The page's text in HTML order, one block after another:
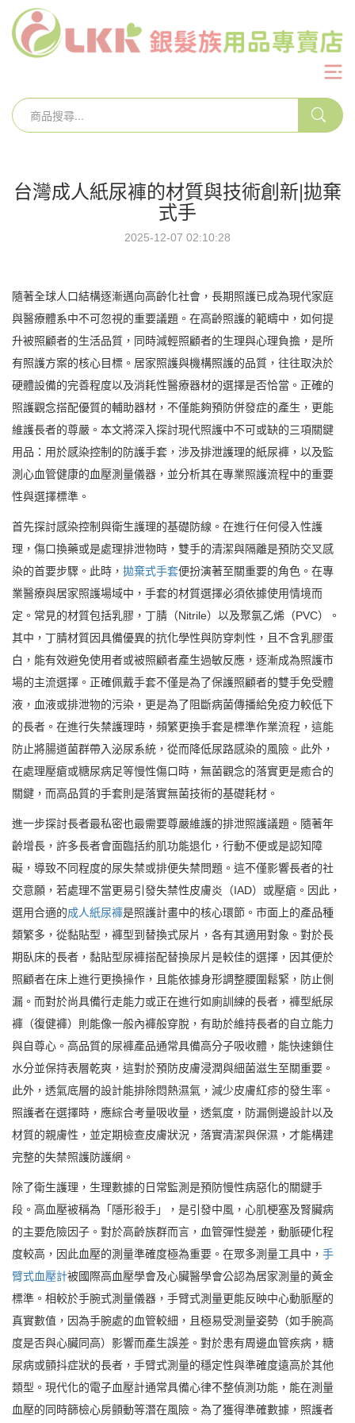
台灣成人紙尿褲的材質與技術創新|拋棄
式手
2025-12-07 02:10:28
隨著全球人口結構逐漸邁向高齡化社會，長期照護已成為現代家庭
與醫療體系中不可忽視的重要議題。在高齡照護的範疇中，如何提
升被照顧者的生活品質，同時減輕照顧者的生理與心理負擔，是所
有照護方案的核心目標。居家照護與機構照護的品質，往往取決於
硬體設備的完善程度以及消耗性醫療器材的選擇是否恰當。正確的
照護觀念搭配優質的輔助器材，不僅能夠預防併發症的產生，更能
維護長者的尊嚴。本文將深入探討現代照護中不可或缺的三項關鍵
用品：用於感染控制的防護手套，涉及排泄護理的紙尿褲，以及監
測心血管健康的血壓測量儀器，並分析其在專業照護流程中的重要
性與選擇標準。
首先探討感染控制與衛生護理的基礎防線。在進行任何侵入性護
理，傷口換藥或是處理排泄物時，雙手的清潔與隔離是預防交叉感
染的首要步驟。此時， 拋棄式手套便扮演著至關重要的角色。在專
業醫療與居家照護場域中，手套的材質選擇必須依據使用情境而
定。常見的材質包括乳膠，丁腈（Nitrile）以及聚氯乙烯（PVC）。
其中，丁腈材質因具備優異的抗化學性與防穿刺性，且不含乳膠蛋
白，能有效避免使用者或被照顧者產生過敏反應，逐漸成為照護市
場的主流選擇。正確佩戴手套不僅是為了保護照顧者的雙手免受體
液，血液或排泄物的污染，更是為了阻斷病菌傳播給免疫力較低下
的長者。在進行失禁護理時，頻繁更換手套是標準作業流程，這能
防止將腸道菌群帶入泌尿系統，從而降低尿路感染的風險。此外，
在處理壓瘡或糖尿病足等慢性傷口時，無菌觀念的落實更是癒合的
關鍵，而高品質的手套則是落實無菌技術的基礎耗材。
進一步探討長者最私密也最需要尊嚴維護的排泄照護議題。隨著年
齡增長，許多長者會面臨括約肌功能退化，行動不便或是認知障
礙，導致不同程度的尿失禁或排便失禁問題。這不僅影響長者的社
交意願，若處理不當更易引發失禁性皮膚炎（IAD）或壓瘡。因此，
選用合適的成人紙尿褲是照護計畫中的核心環節。市面上的產品種
類繁多，從黏貼型，褲型到替換式尿片，各有其適用對象。對於長
期臥床的長者，黏貼型尿褲搭配替換尿片是較佳的選擇，因其便於
照顧者在床上進行更換操作，且能依據身形調整腰圍鬆緊，防止側
漏。而對於尚具備行走能力或正在進行如廁訓練的長者，褲型紙尿
褲（復健褲）則能像一般內褲般穿脫，有助於維持長者的自立能力
與自尊心。高品質的尿褲產品通常具備高分子吸收體，能快速鎖住
水分並保持表層乾爽，這對於預防皮膚浸潤與細菌滋生至關重要。
此外，透氣底層的設計能排除悶熱濕氣，減少皮膚紅疹的發生率。
照護者在選擇時，應綜合考量吸收量，透氣度，防漏側邊設計以及
材質的親膚性，並定期檢查皮膚狀況，落實清潔與保濕，才能構建
完整的失禁照護防護網。
除了衛生護理，生理數據的日常監測是預防慢性病惡化的關鍵手
段。高血壓被稱為「隱形殺手」，是引發中風，心肌梗塞及腎臟病
的主要危險因子。對於高齡族群而言，血管彈性變差，動脈硬化程
度較高，因此血壓的測量準確度極為重要。在眾多測量工具中， 手
臂式血壓計被國際高血壓學會及心臟醫學會公認為居家測量的黃金
標準。相較於手腕式測量儀器，手臂式測量更能反映中心動脈壓的
真實數值，因為手腕處的血管較細，且極易受測量姿勢（如手腕高
度是否與心臟同高）影響而產生誤差。對於患有周邊血管疾病，糖
尿病或顫抖症狀的長者，手臂式測量的穩定性與準確度遠高於其他
類型。現代化的電子血壓計通常具備心律不整偵測功能，能在測量
血壓的同時篩檢心房顫動等潛在風險。為了獲得準確數據，照護者